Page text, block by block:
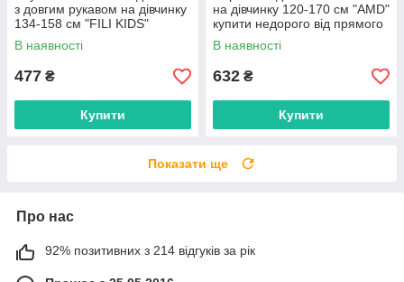
з довгим рукавом на дівчинку
134-158 см "FILI KIDS"
недорого від прямого
постачальника
В наявності
477 ₴
Купити
на дівчинку 120-170 см "AMD"
купити недорого від прямого
постачальника
В наявності
632 ₴
Купити
Показати ще
Про нас
92% позитивних з 214 відгуків за рік